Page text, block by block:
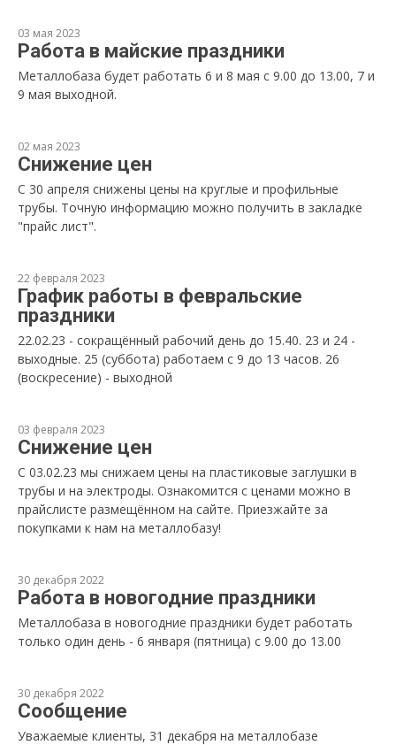
03 мая 2023
Работа в майские праздники
Металлобаза будет работать 6 и 8 мая с 9.00 до 13.00, 7 и
9 мая выходной.
02 мая 2023
Снижение цен
С 30 апреля снижены цены на круглые и профильные
трубы. Точную информацию можно получить в закладке
"прайс лист".
22 февраля 2023
График работы в февральские
праздники
22.02.23 - сокращённый рабочий день до 15.40. 23 и 24 -
выходные. 25 (суббота) работаем с 9 до 13 часов. 26
(воскресение) - выходной
03 февраля 2023
Снижение цен
С 03.02.23 мы снижаем цены на пластиковые заглушки в
трубы и на электроды. Ознакомится с ценами можно в
прайслисте размещённом на сайте. Приезжайте за
покупками к нам на металлобазу!
30 декабря 2022
Работа в новогодние праздники
Металлобаза в новогодние праздники будет работать
только один день - 6 января (пятница) с 9.00 до 13.00
30 декабря 2022
Сообщение
Уважаемые клиенты, 31 декабря на металлобазе